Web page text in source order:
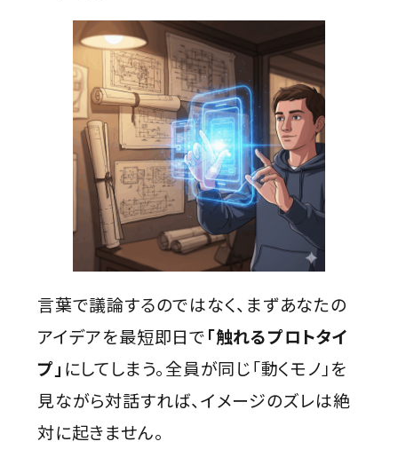
言葉で議論するのではなく、まずあなたの
アイデアを最短即日で「触れるプロトタイ
プ」 にしてしまう。全員が同じ「動くモノ」を
見ながら対話すれば、イメージのズレは絶
対に起きません。